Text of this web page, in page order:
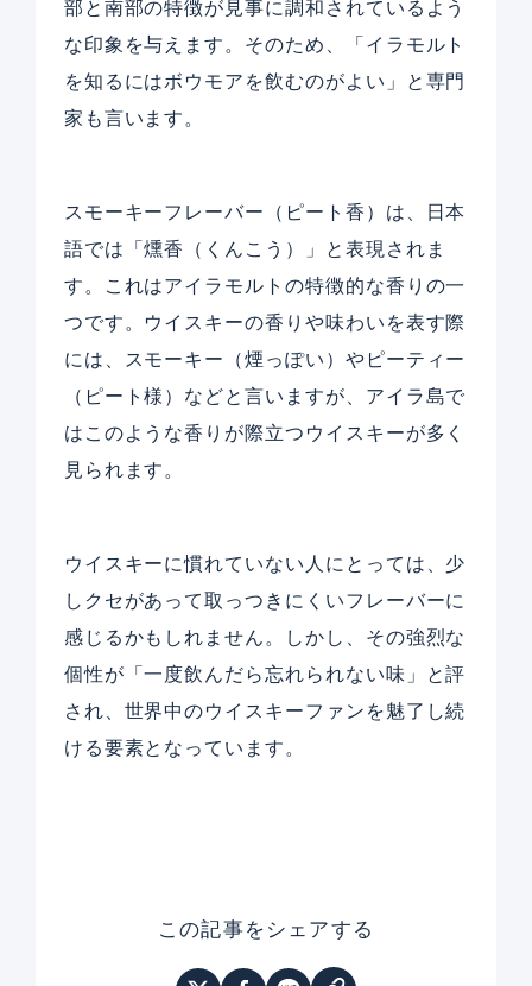
部と南部の特徴が見事に調和されているよう
な印象を与えます。そのため、「イラモルト
を知るにはボウモアを飲むのがよい」と専門
家も言います。
スモーキーフレーバー（ピート香）は、日本
語では「燻香（くんこう）」と表現されま
す。これはアイラモルトの特徴的な香りの一
つです。ウイスキーの香りや味わいを表す際
には、スモーキー（煙っぽい）やピーティー
（ピート様）などと言いますが、アイラ島で
はこのような香りが際立つウイスキーが多く
見られます。
ウイスキーに慣れていない人にとっては、少
しクセがあって取っつきにくいフレーバーに
感じるかもしれません。しかし、その強烈な
個性が「一度飲んだら忘れられない味」と評
され、世界中のウイスキーファンを魅了し続
ける要素となっています。
この記事をシェアする